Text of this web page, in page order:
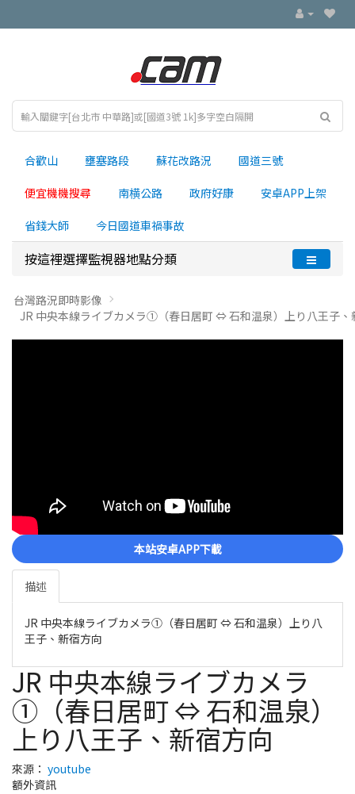
合歡山 壅塞路段 蘇花改路況 國道三號
便宜機機搜尋 南横公路 政府好康 安卓APP上架
省錢大師 今日國道車禍事故
按這裡選擇監視器地點分類
台灣路況即時影像
JR 中央本線ライブカメラ①（春日居町 ⇔ 石和温泉）上り八王子、
本站安卓APP下載
描述
JR 中央本線ライブカメラ①（春日居町 ⇔ 石和温泉）上り八
王子、新宿方向
JR 中央本線ライブカメラ
①（春日居町 ⇔ 石和温泉）
上り八王子、新宿方向
來源： youtube
額外資訊